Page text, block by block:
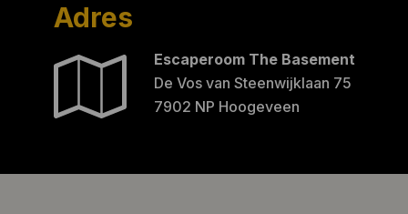
Adres
Escaperoom The Basement
De Vos van Steenwijklaan 75
7902 NP Hoogeveen